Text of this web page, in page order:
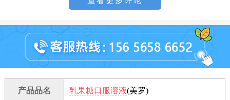
产品品名 乳果糖口服溶液(美罗)